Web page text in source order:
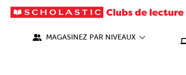
MAGASINEZ PAR NIVEAUX